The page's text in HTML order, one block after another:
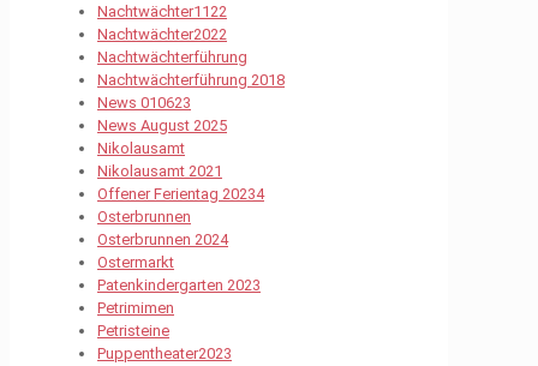
Nachtwächter1122
Nachtwächter2022
Nachtwächterführung
Nachtwächterführung 2018
News 010623
News August 2025
Nikolausamt
Nikolausamt 2021
Offener Ferientag 20234
Osterbrunnen
Osterbrunnen 2024
Ostermarkt
Patenkindergarten 2023
Petrimimen
Petristeine
Puppentheater2023